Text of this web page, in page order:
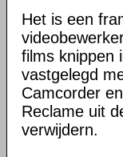
Het is een
films knippen
vastgelegd
Camcorder
Reclame uit
verwijdern.